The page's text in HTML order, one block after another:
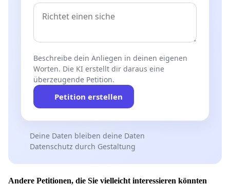
Beschreibe dein Anliegen in deinen eigenen
Worten. Die KI erstellt dir daraus eine
überzeugende Petition.
Petition erstellen
Deine Daten bleiben deine Daten
Datenschutz durch Gestaltung
Andere Petitionen, die Sie vielleicht interessieren könnten